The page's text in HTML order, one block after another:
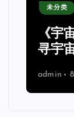
未分类
《宇
寻宇
admin